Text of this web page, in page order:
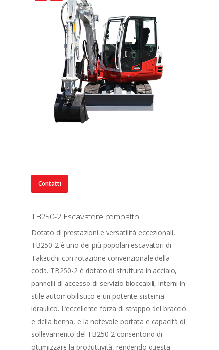
Contatti
TB250-2 Escavatore compatto
Dotato di prestazioni e versatilità eccezionali,
TB250-2 è uno dei più popolari escavatori di
Takeuchi con rotazione convenzionale della
coda. TB250-2 è dotato di struttura in acciaio,
pannelli di accesso di servizio bloccabili, interni in
stile automobilistico e un potente sistema
idraulico. L’eccellente forza di strappo del braccio
e della benna, e la notevole portata e capacità di
sollevamento del TB250-2 consentono di
ottimizzare la produttività, rendendo questa